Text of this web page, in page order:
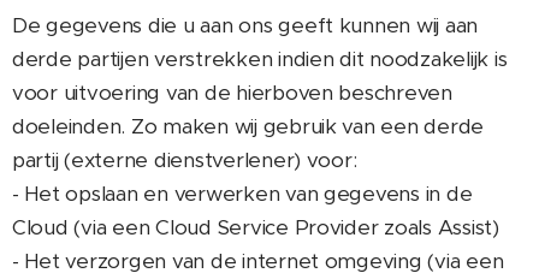
De gegevens die u aan ons geeft kunnen wij aan
derde partijen verstrekken indien dit noodzakelijk is
voor uitvoering van de hierboven beschreven
doeleinden. Zo maken wij gebruik van een derde
partij (externe dienstverlener) voor:
- Het opslaan en verwerken van gegevens in de
Cloud (via een Cloud Service Provider zoals Assist)
- Het verzorgen van de internet omgeving (via een